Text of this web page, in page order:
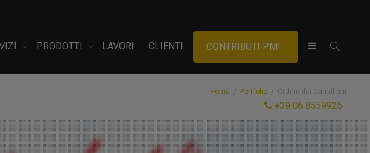
PRODOTTI LAVORI CLIENTI CONTRIBUTI PMI
Home Portfolio Ordine dei Camilliani
+39.06.8559926